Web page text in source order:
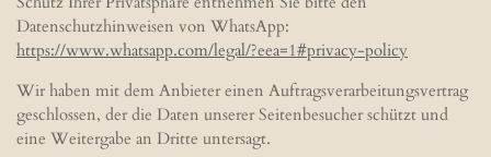
Datenschutzhinweisen von WhatsApp:
https://www.whatsapp.com/legal/?eea=1#privacy-policy
Wir haben mit dem Anbieter einen Auftragsverarbeitungsvertrag
geschlossen, der die Daten unserer Seitenbesucher schützt und
eine Weitergabe an Dritte untersagt.